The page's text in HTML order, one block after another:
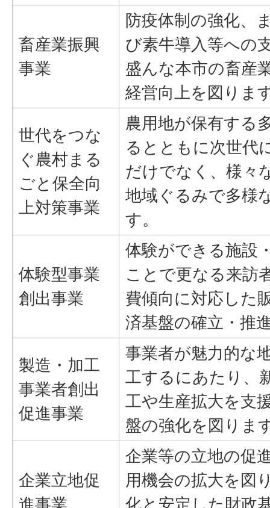
畜産業振興
事業
防疫体制の強化、
び素牛導入等への
盛んな本市の畜産
経営向上を図りま
世代をつな
ぐ農村まる
ごと保全向
上対策事業
農用地が保有する
るとともに次世代
だけでなく、様々
地域ぐるみで多様
す。
体験型事業
創出事業
体験ができる施設
ことで更なる来訪
費傾向に対応した
済基盤の確立・推
製造・加工
事業者創出
促進事業
事業者が魅力的な
工するにあたり、
工や生産拡大を支
盤の強化を図りま
企業立地促
企業等の立地の促
用機会の拡大を図